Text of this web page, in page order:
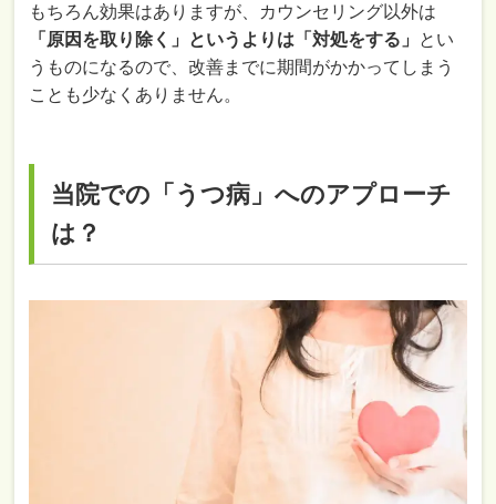
もちろん効果はありますが、カウンセリング以外は
「原因を取り除く」というよりは「対処をする」
とい
うものになるので、改善までに期間がかかってしまう
ことも少なくありません。
当院での「うつ病」へのアプローチ
は？